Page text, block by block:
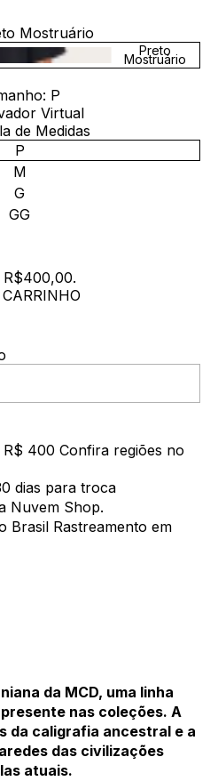
Mostruário
Preto
Mostruário
P
Virtual
de Medidas
P
M
G
GG
R$400,00.
R$ 400 Confira regiões no
dias para troca
Nuvem Shop.
Brasil Rastreamento em
da MCD, uma linha
nas coleções. A
da caligrafia ancestral e a
das civilizações
atuais.